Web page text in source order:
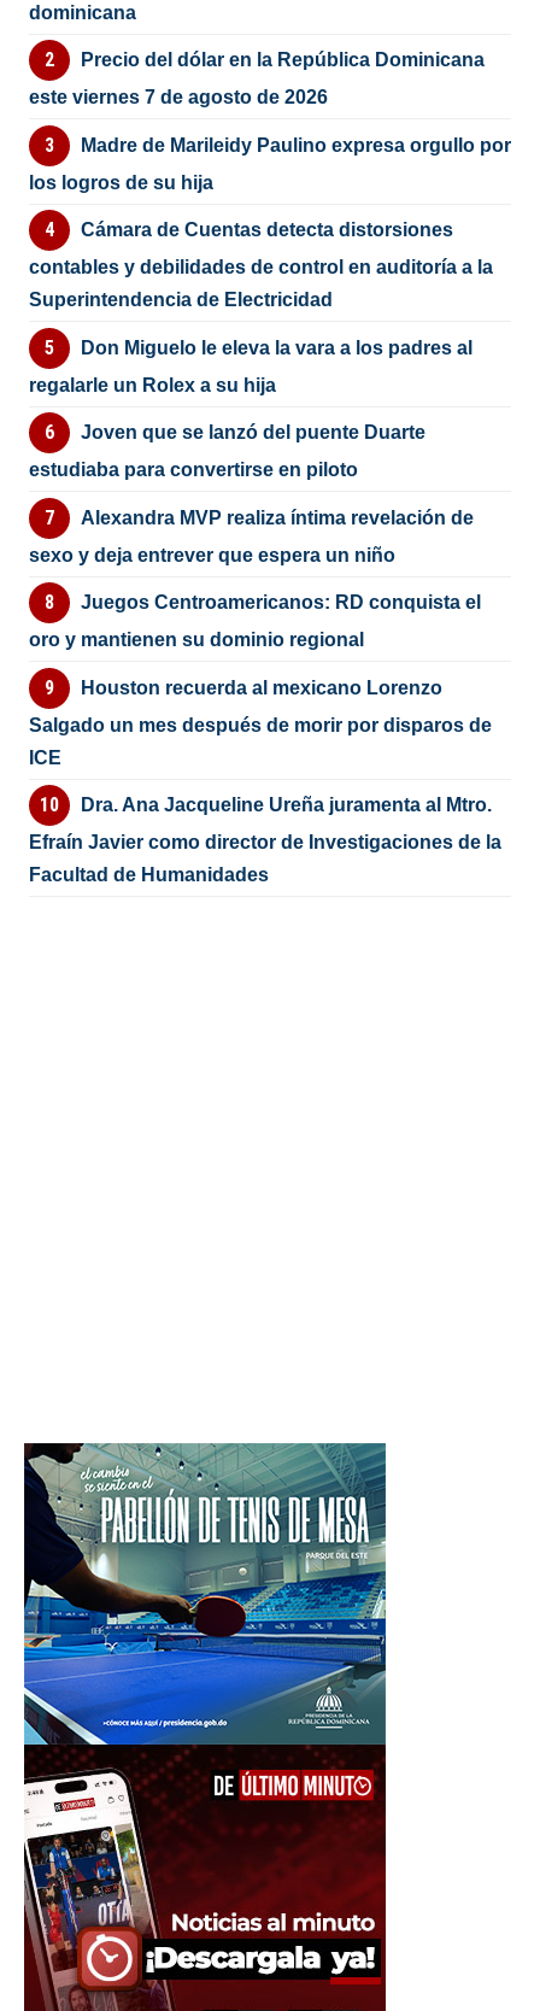
dominicana
Precio del dólar en la República Dominicana
este viernes 7 de agosto de 2026
Madre de Marileidy Paulino expresa orgullo por
los logros de su hija
Cámara de Cuentas detecta distorsiones
contables y debilidades de control en auditoría a la
Superintendencia de Electricidad
Don Miguelo le eleva la vara a los padres al
regalarle un Rolex a su hija
Joven que se lanzó del puente Duarte
estudiaba para convertirse en piloto
Alexandra MVP realiza íntima revelación de
sexo y deja entrever que espera un niño
Juegos Centroamericanos: RD conquista el
oro y mantienen su dominio regional
Houston recuerda al mexicano Lorenzo
Salgado un mes después de morir por disparos de
ICE
Dra. Ana Jacqueline Ureña juramenta al Mtro.
Efraín Javier como director de Investigaciones de la
Facultad de Humanidades